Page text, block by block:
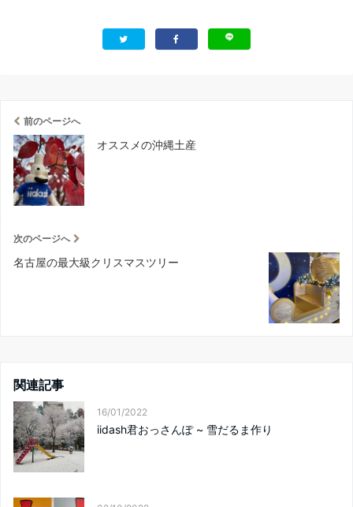
前のページへ
オススメの沖縄土産
次のページへ
名古屋の最大級クリスマスツリー
関連記事
16/01/2022
iidash君おっさんぽ ~ 雪だるま作り